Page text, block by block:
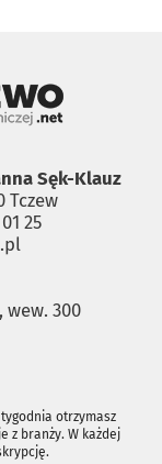
Sęk-Klauz
Tczew
25
wew. 300
otrzymasz
z branży. W każdej